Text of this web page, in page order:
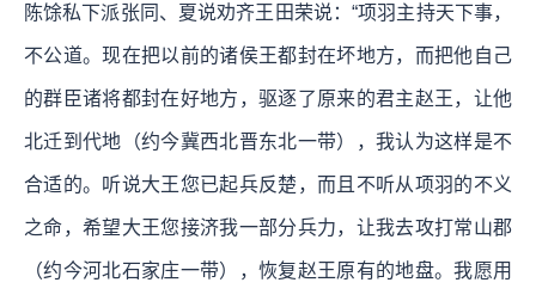
陈馀私下派张同、夏说劝齐王田荣说：“项羽主持天下事，
不公道。现在把以前的诸侯王都封在坏地方，而把他自己
的群臣诸将都封在好地方，驱逐了原来的君主赵王，让他
北迁到代地（约今冀西北晋东北一带），我认为这样是不
合适的。听说大王您已起兵反楚，而且不听从项羽的不义
之命，希望大王您接济我一部分兵力，让我去攻打常山郡
（约今河北石家庄一带），恢复赵王原有的地盘。我愿用